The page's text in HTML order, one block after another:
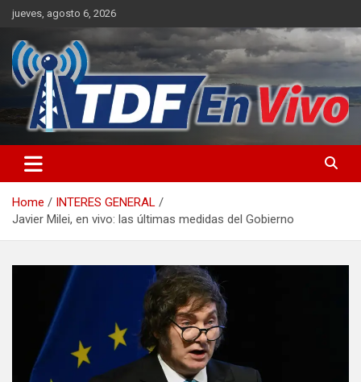
Skip
content
jueves, agosto 6, 2026
Home
INTERES GENERAL
Javier Milei, en vivo: las últimas medidas del Gobierno